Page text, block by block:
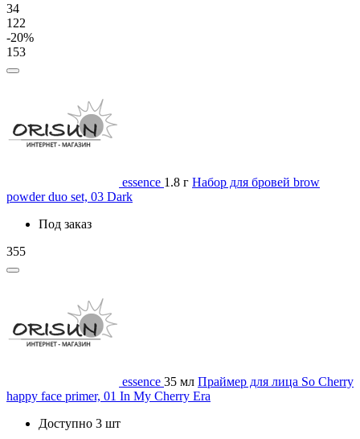
34
122
-20%
153
essence 1.8 г Набор для бровей brow
powder duo set, 03 Dark
Под заказ
355
essence 35 мл Праймер для лица So Cherry
happy face primer, 01 In My Cherry Era
Доступно 3 шт